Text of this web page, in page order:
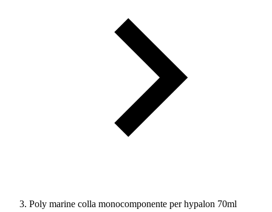
Poly marine colla monocomponente per hypalon 70ml